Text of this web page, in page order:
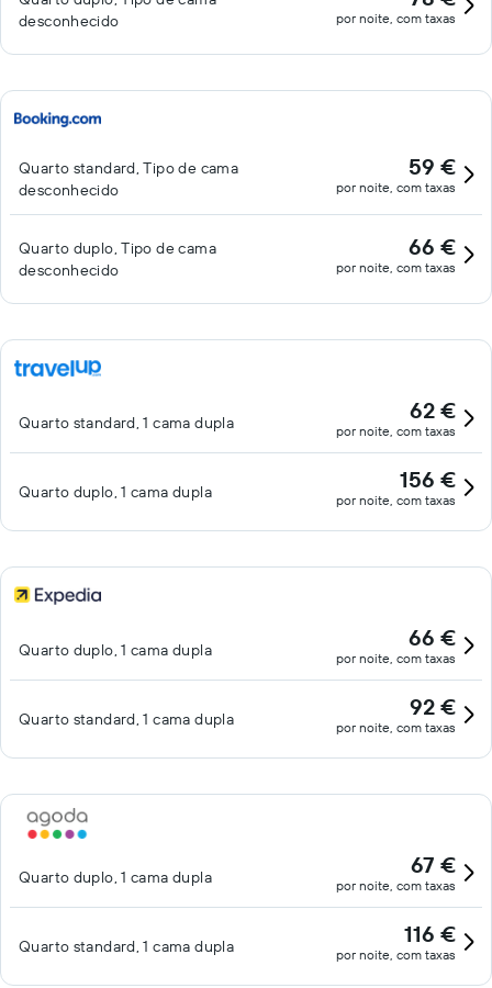
desconhecido
por noite, com taxas
Quarto standard, Tipo de cama
desconhecido
59 €
por noite, com taxas
Quarto duplo, Tipo de cama
desconhecido
66 €
por noite, com taxas
Quarto standard, 1 cama dupla 62 €
por noite, com taxas
Quarto duplo, 1 cama dupla 156 €
por noite, com taxas
Quarto duplo, 1 cama dupla 66 €
por noite, com taxas
Quarto standard, 1 cama dupla 92 €
por noite, com taxas
Quarto duplo, 1 cama dupla 67 €
por noite, com taxas
Quarto standard, 1 cama dupla 116 €
por noite, com taxas